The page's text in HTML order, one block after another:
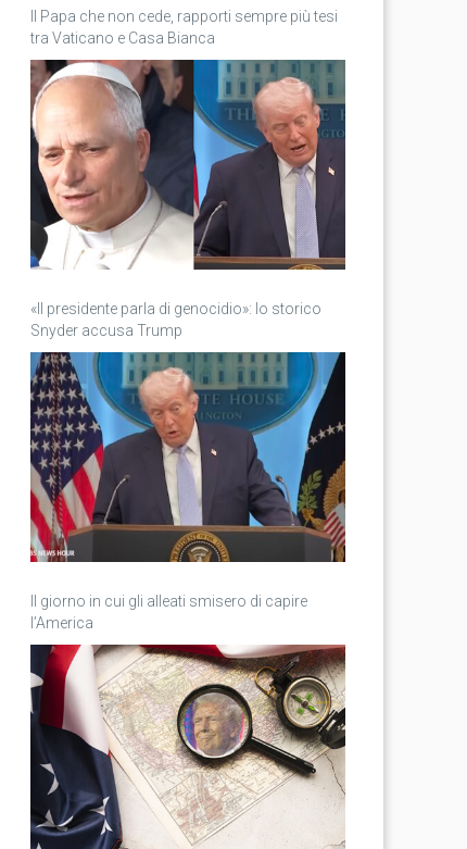
Il Papa che non cede, rapporti sempre più tesi
tra Vaticano e Casa Bianca
«Il presidente parla di genocidio»: lo storico
Snyder accusa Trump
Il giorno in cui gli alleati smisero di capire
l’America